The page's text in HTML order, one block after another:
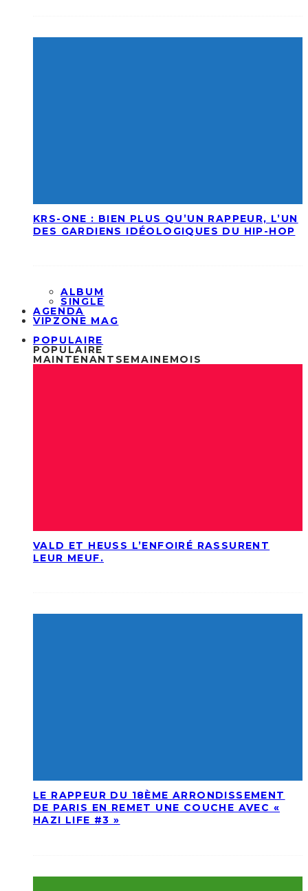
KRS-ONE : BIEN PLUS QU’UN RAPPEUR, L’UN
DES GARDIENS IDÉOLOGIQUES DU HIP-HOP
ALBUM
SINGLE
AGENDA
VIPZONE MAG
POPULAIRE
POPULAIRE
MAINTENANT SEMAINEMOIS
VALD ET HEUSS L’ENFOIRÉ RASSURENT
LEUR MEUF.
LE RAPPEUR DU 18ÈME ARRONDISSEMENT
DE PARIS EN REMET UNE COUCHE AVEC «
HAZI LIFE #3 »